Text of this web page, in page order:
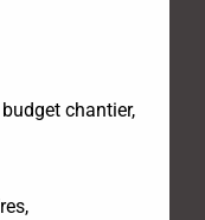
chantier,